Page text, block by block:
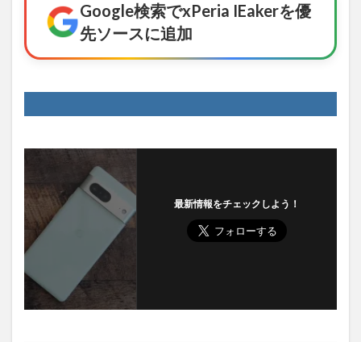
Google検索でxPeria IEakerを優
先ソースに追加
最新情報をチェックしよう！